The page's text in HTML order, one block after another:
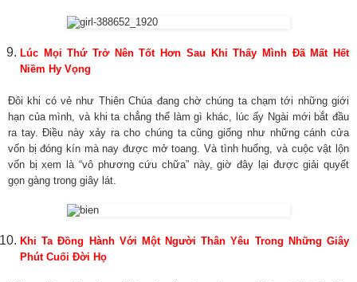
Lúc Mọi Thứ Trở Nên Tốt Hơn Sau Khi Thấy Mình Đã Mất Hết
Niềm Hy Vọng
Đôi khi có vẻ như Thiên Chúa đang chờ chúng ta chạm tới những giới
hạn của mình, và khi ta chẳng thể làm gì khác, lúc ấy Ngài mới bắt đầu
ra tay. Điều này xảy ra cho chúng ta cũng giống như những cánh cửa
vốn bị đóng kín mà nay được mở toang. Và tình huống, và cuộc vật lộn
vốn bị xem là “vô phương cứu chữa” này, giờ đây lại được giải quyết
gọn gàng trong giây lát.
Khi Ta Đồng Hành Với Một Người Thân Yêu Trong Những Giây
Phút Cuối Đời Họ